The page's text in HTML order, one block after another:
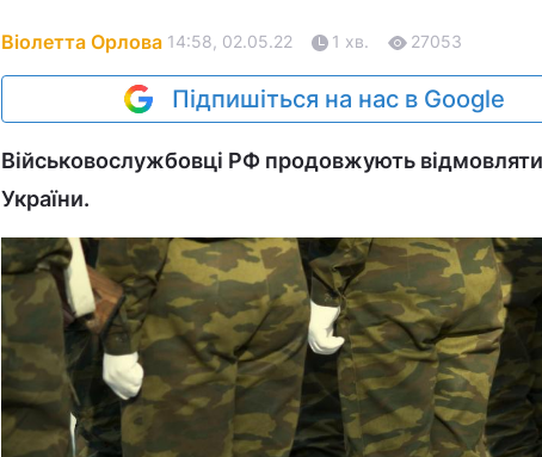
Віолетта Орлова 14:58, 02.05.22 1 хв. 27053
Підпишіться на нас в Google
Військовослужбовці РФ продовжують
України.